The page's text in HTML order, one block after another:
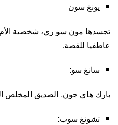
يونغ سون
تجسدها مون سو ري، شخصية الأم
عاطفيا للقصة.
سانغ سو:
بارك هاي جون. الصديق المخلص
تشونغ سوب: